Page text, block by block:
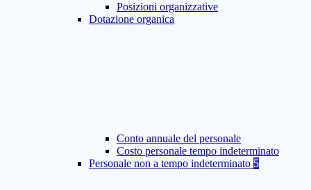
Posizioni organizzative
Dotazione organica
Conto annuale del personale
Costo personale tempo indeterminato
Personale non a tempo indeterminato 5